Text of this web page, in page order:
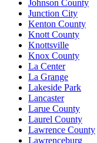
Johnson County
Junction City
Kenton County
Knott County
Knottsville
Knox County
La Center
La Grange
Lakeside Park
Lancaster
Larue County
Laurel County
Lawrence County
Lawrenceburg